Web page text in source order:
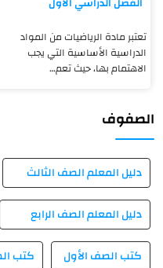
تعتبر مادة الرياضيات من المواد
الدراسية الأساسية التي يجب
الاهتمام بها، حيث تعم…
الصفوف
دليل المعلم الصف الثالث
دليل المعلم الصف الرابع
كتب الصف الأول كتب